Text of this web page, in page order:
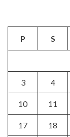
P S
3 4
10 11
17 18